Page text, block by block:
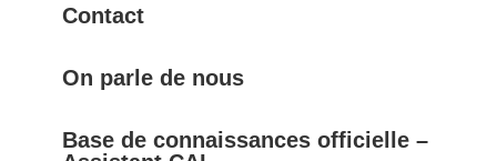
Contact
On parle de nous
Base de connaissances officielle –